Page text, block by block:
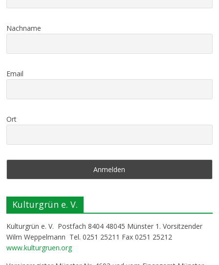
Nachname
Email
Ort
Kulturgrün e. V.
Kulturgrün e. V. Postfach 8404 48045 Münster 1. Vorsitzender
Wilm Weppelmann Tel. 0251 25211 Fax 0251 25212
www.kulturgruen.org